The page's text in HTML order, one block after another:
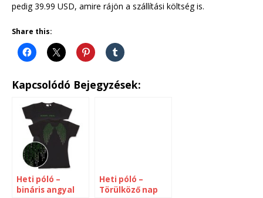
pedig 39.99 USD, amire rájön a szállítási költség is.
Share this:
Kapcsolódó Bejegyzések:
Heti póló –
bináris angyal
Heti póló –
Törülköző nap